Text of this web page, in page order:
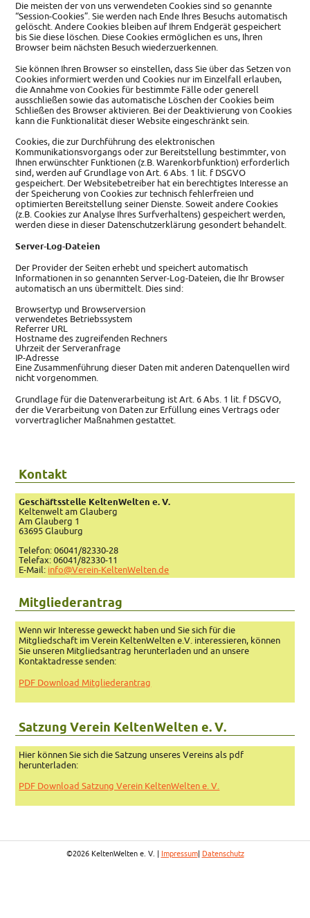
Die meisten der von uns verwendeten Cookies sind so genannte
“Session-Cookies”. Sie werden nach Ende Ihres Besuchs automatisch
gelöscht. Andere Cookies bleiben auf Ihrem Endgerät gespeichert
bis Sie diese löschen. Diese Cookies ermöglichen es uns, Ihren
Browser beim nächsten Besuch wiederzuerkennen.
Sie können Ihren Browser so einstellen, dass Sie über das Setzen von
Cookies informiert werden und Cookies nur im Einzelfall erlauben,
die Annahme von Cookies für bestimmte Fälle oder generell
ausschließen sowie das automatische Löschen der Cookies beim
Schließen des Browser aktivieren. Bei der Deaktivierung von Cookies
kann die Funktionalität dieser Website eingeschränkt sein.
Cookies, die zur Durchführung des elektronischen
Kommunikationsvorgangs oder zur Bereitstellung bestimmter, von
Ihnen erwünschter Funktionen (z.B. Warenkorbfunktion) erforderlich
sind, werden auf Grundlage von Art. 6 Abs. 1 lit. f DSGVO
gespeichert. Der Websitebetreiber hat ein berechtigtes Interesse an
der Speicherung von Cookies zur technisch fehlerfreien und
optimierten Bereitstellung seiner Dienste. Soweit andere Cookies
(z.B. Cookies zur Analyse Ihres Surfverhaltens) gespeichert werden,
werden diese in dieser Datenschutzerklärung gesondert behandelt.
Server-Log-Dateien
Der Provider der Seiten erhebt und speichert automatisch
Informationen in so genannten Server-Log-Dateien, die Ihr Browser
automatisch an uns übermittelt. Dies sind:
Browsertyp und Browserversion
verwendetes Betriebssystem
Referrer URL
Hostname des zugreifenden Rechners
Uhrzeit der Serveranfrage
IP-Adresse
Eine Zusammenführung dieser Daten mit anderen Datenquellen wird
nicht vorgenommen.
Grundlage für die Datenverarbeitung ist Art. 6 Abs. 1 lit. f DSGVO,
der die Verarbeitung von Daten zur Erfüllung eines Vertrags oder
vorvertraglicher Maßnahmen gestattet.
Kontakt
Geschäftsstelle KeltenWelten e. V.
Keltenwelt am Glauberg
Am Glauberg 1
63695 Glauburg
Telefon: 06041/82330-28
Telefax: 06041/82330-11
E-Mail: info@Verein-KeltenWelten.de
Mitgliederantrag
Wenn wir Interesse geweckt haben und Sie sich für die
Mitgliedschaft im Verein KeltenWelten e.V. interessieren, können
Sie unseren Mitgliedsantrag herunterladen und an unsere
Kontaktadresse senden:
PDF Download Mitgliederantrag
Satzung Verein KeltenWelten e. V.
Hier können Sie sich die Satzung unseres Vereins als pdf
herunterladen:
PDF Download Satzung Verein KeltenWelten e. V.
©2026 KeltenWelten e. V. | Impressum| Datenschutz